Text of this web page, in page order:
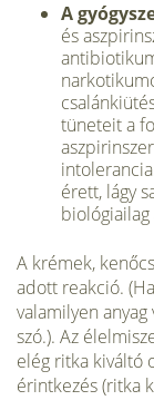
A
és
tüneteit a
érett, lágy
A krémek,
adott reakció.
valamilyen anyag
szó.). Az
elég ritka kiváltó
érintkezés (ritka